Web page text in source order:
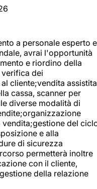
a personale esperto e
avrai l'opportunità
e riordino della
dei
cliente;vendita assistita
cassa, scanner per
diverse modalità di
del
e alla
di sicurezza
permetterà inoltre
con il cliente,
della relazione